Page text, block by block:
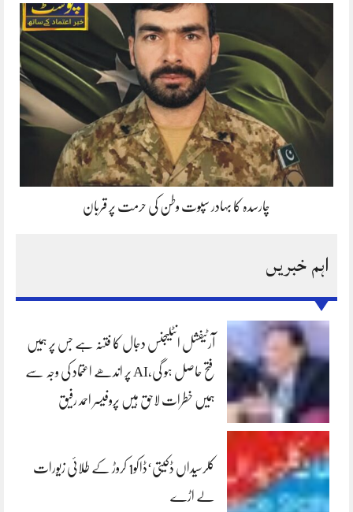
چارسدہ کا بہادر سپوت وطن کی حرمت پر قربان
اہم خبریں
آرٹیفشل انٹلیجنس دجال کا فتنہ ہے جس پر ہمیں
فتح حاصل ہو گی،AI پر اندھے اعتماد کی وجہ سے
ہمیں خطرات لاحق ہیں پروفیسر احمد رفیق
کلرسیداں ڈکیتی‘ڈاکو1 کروڑ کے طلائی زیورات
لے اڑے